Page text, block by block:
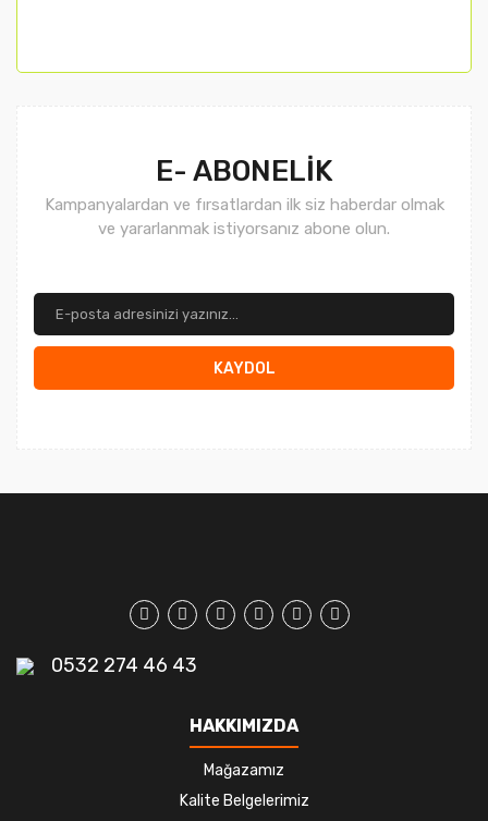
E- ABONELİK
Kampanyalardan ve fırsatlardan ilk siz haberdar olmak
ve yararlanmak istiyorsanız abone olun.
KAYDOL
0532 274 46 43
HAKKIMIZDA
Mağazamız
Kalite Belgelerimiz